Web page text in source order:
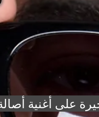
على أغنية